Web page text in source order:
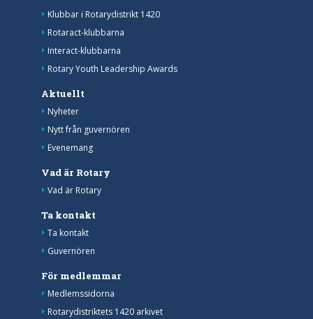
Klubbar i Rotarydistrikt 1420
Rotaract-klubbarna
Interact-klubbarna
Rotary Youth Leadership Awards
Aktuellt
Nyheter
Nytt från guvernören
Evenemang
Vad är Rotary
Vad är Rotary
Ta kontakt
Ta kontakt
Guvernören
För medlemmar
Medlemssidorna
Rotarydistriktets 1420 arkivet